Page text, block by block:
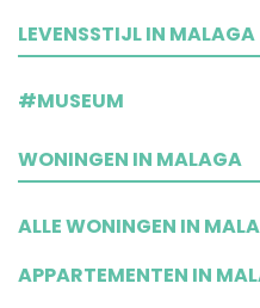
LEVENSSTIJL IN MALAGA
#MUSEUM
WONINGEN IN MALAGA
ALLE WONINGEN IN
APPARTEMENTEN IN